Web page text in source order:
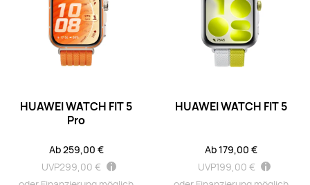
HUAWEI WATCH FIT 4 Pro
oder Finanzierung möglich
HUAWEI WATCH FIT 5
Pro
Ab 259,00 €
UVP299,00 €
HUAWEI WATCH FIT 5
Ab 179,00 €
UVP199,00 €